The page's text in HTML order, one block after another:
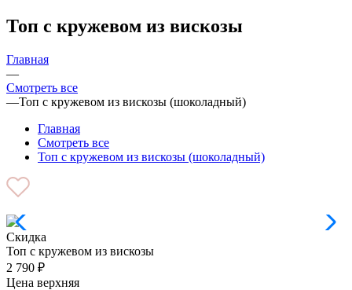
Топ с кружевом из вискозы
Главная
—
Смотреть все
—Топ с кружевом из вискозы (шоколадный)
Главная
Смотреть все
Топ с кружевом из вискозы (шоколадный)
Скидка
Топ с кружевом из вискозы
2 790 ₽
Цена верхняя